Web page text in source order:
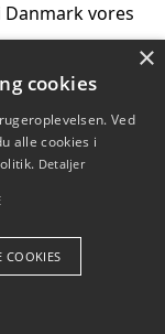
vores
vores
×
cookies
Ved
alle cookies i
Detaljer
COOKIES